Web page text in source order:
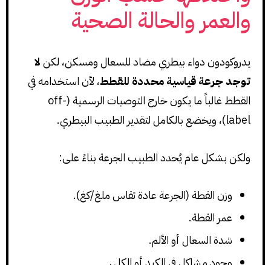
والعمر والحالة الصحية
يدروكودون دواء بيطري مضاد للسعال ومسكن، لكنلا
توجد جرعة قياسية محددة للقطط، لأن استخدامه في
القطط غالباً ما يكون خارج التوصيات الرسمية (off-
label)، ويخضع بالكامل لتقدير الطبيب البيطري.
ولكن بشكل عام يُحدد الطبيب الجرعة بناءً على:
وزن القطة (الجرعة عادة تقاس ملغ/كغ).
عمر القطة.
شدة السعال أو الألم.